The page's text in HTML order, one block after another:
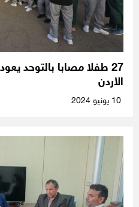
27 طفلا مصابا بالتوحد
الأردن